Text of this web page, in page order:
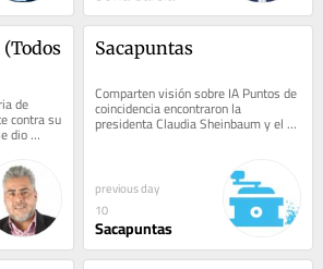
(Todos
de
contra su
dio
enfundó
Sacapuntas
Comparten visión sobre IA Puntos de
coincidencia encontraron la
presidenta Claudia Sheinbaum y el
secretario de Estado de El Vaticano,
previous day
10
Sacapuntas